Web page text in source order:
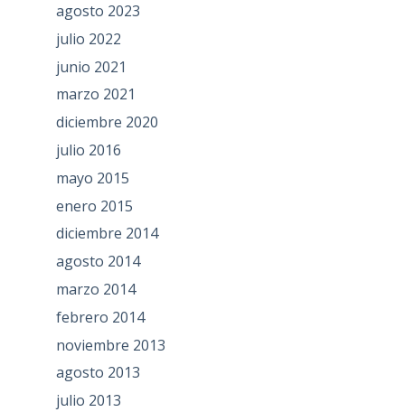
agosto 2023
julio 2022
junio 2021
marzo 2021
diciembre 2020
julio 2016
mayo 2015
enero 2015
diciembre 2014
agosto 2014
marzo 2014
febrero 2014
noviembre 2013
agosto 2013
julio 2013